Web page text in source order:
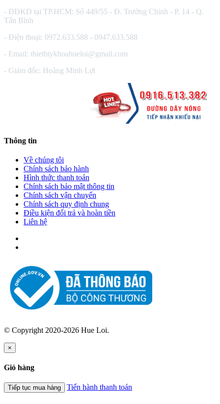
- ĐĐKD tại TP.HCM: Số 449/55 - Đ. Trường Chinh - P. 14 - Q.
Tân Bình
- Điện thoại: 0972.633.588 - 0947.633.588
- Email: thietbiykhoahueloi@gmail.com
- Giám đốc: Hoàng Minh Lợi
Thông tin
Về chúng tôi
Chính sách bảo hành
Hình thức thanh toán
Chính sách bảo mật thông tin
Chính sách vận chuyển
Chính sách quy định chung
Điều kiện đổi trả và hoàn tiền
Liên hệ
© Copyright 2020-2026 Hue Loi.
×
Giỏ hàng
Tiếp tục mua hàng Tiến hành thanh toán